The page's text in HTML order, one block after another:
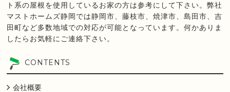
ト系の屋根を使用しているお家の方は参考にして下さい。弊社
マストホームズ静岡では静岡市、藤枝市、焼津市、島田市、吉
田町など多数地域での対応が可能となっています。何かありま
したらお気軽にご連絡下さい。
CONTENTS
会社概要